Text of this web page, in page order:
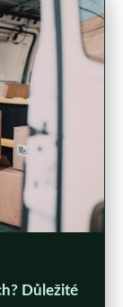
Důležité